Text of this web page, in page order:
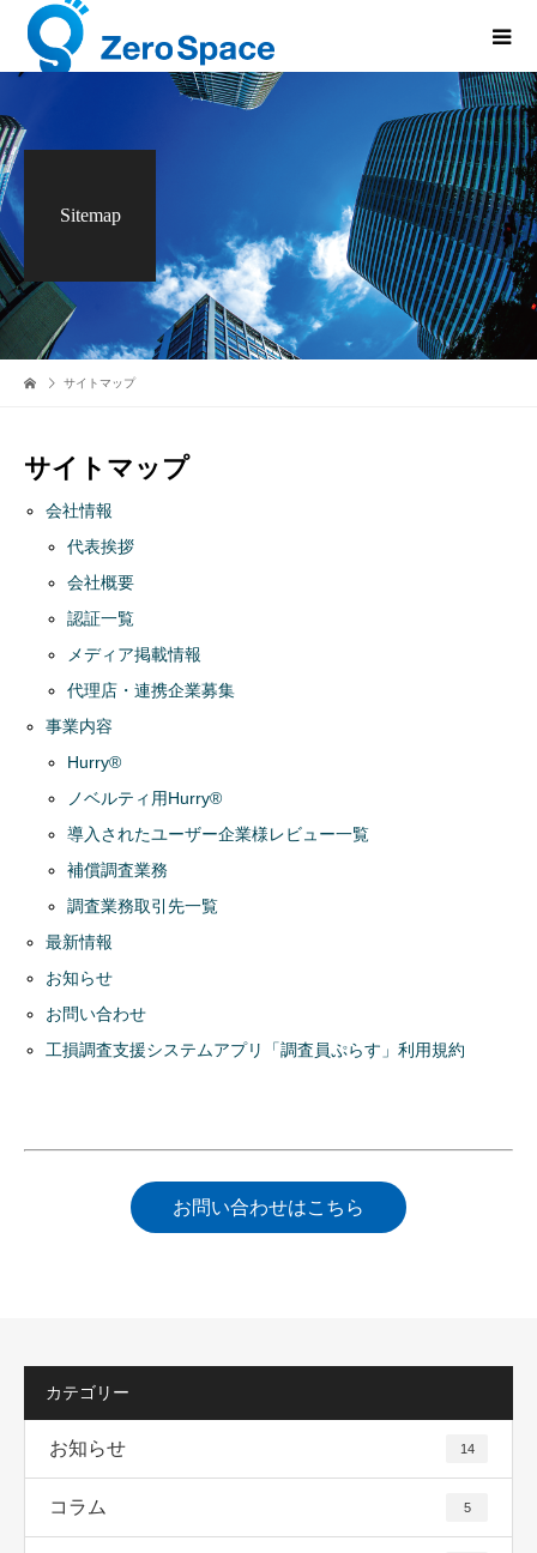
Sitemap
サイトマップ
サイトマップ
会社情報
代表挨拶
会社概要
認証一覧
メディア掲載情報
代理店・連携企業募集
事業内容
Hurry®
ノベルティ用Hurry®
導入されたユーザー企業様レビュー一覧
補償調査業務
調査業務取引先一覧
最新情報
お知らせ
お問い合わせ
工損調査支援システムアプリ「調査員ぷらす」利用規約
お問い合わせはこちら
カテゴリー
お知らせ 14
コラム 5